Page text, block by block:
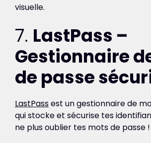
visuelle.
7. LastPass –
Gestionnaire
de passe
LastPassest un gestionnaire de
qui stocke et sécurise tes
ne plus oublier tes mots de passe !